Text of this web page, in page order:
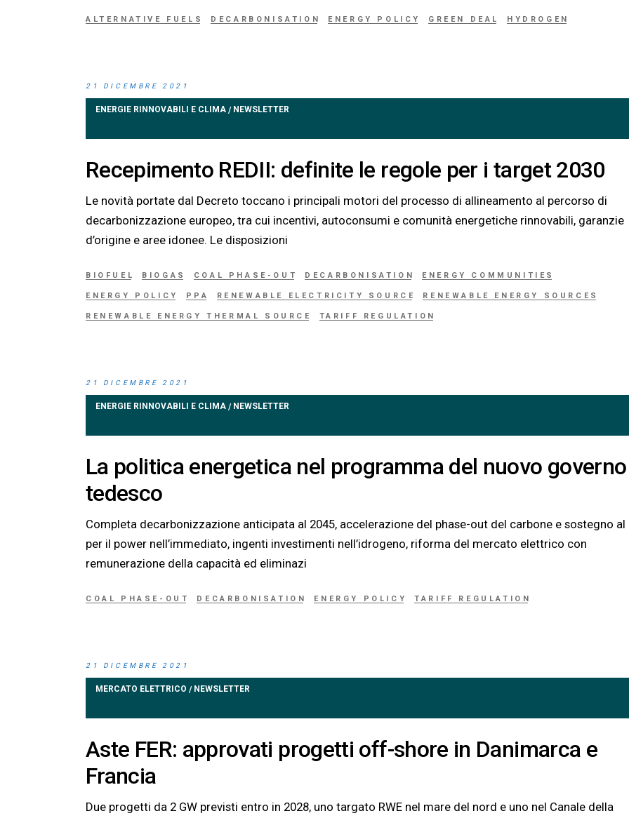
ALTERNATIVE FUELS DECARBONISATION ENERGY POLICY GREEN DEAL HYDROGEN
21 DICEMBRE 2021
ENERGIE RINNOVABILI E CLIMA / NEWSLETTER
Recepimento REDII: definite le regole per i target 2030
Le novità portate dal Decreto toccano i principali motori del processo di allineamento al percorso di
decarbonizzazione europeo, tra cui incentivi, autoconsumi e comunità energetiche rinnovabili, garanzie
d’origine e aree idonee. Le disposizioni
BIOFUEL BIOGAS COAL PHASE-OUT DECARBONISATION ENERGY COMMUNITIES
ENERGY POLICY PPA RENEWABLE ELECTRICITY SOURCE RENEWABLE ENERGY SOURCES
RENEWABLE ENERGY THERMAL SOURCE TARIFF REGULATION
21 DICEMBRE 2021
ENERGIE RINNOVABILI E CLIMA / NEWSLETTER
La politica energetica nel programma del nuovo governo
tedesco
Completa decarbonizzazione anticipata al 2045, accelerazione del phase-out del carbone e sostegno al
per il power nell’immediato, ingenti investimenti nell’idrogeno, riforma del mercato elettrico con
remunerazione della capacità ed eliminazi
COAL PHASE-OUT DECARBONISATION ENERGY POLICY TARIFF REGULATION
21 DICEMBRE 2021
MERCATO ELETTRICO / NEWSLETTER
Aste FER: approvati progetti off-shore in Danimarca e
Francia
Due progetti da 2 GW previsti entro in 2028, uno targato RWE nel mare del nord e uno nel Canale della